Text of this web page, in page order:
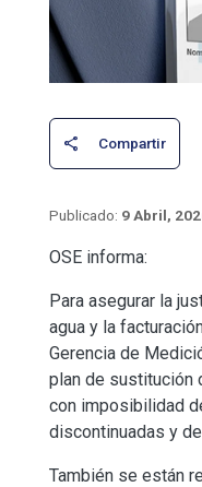
9 Abril,
OSE informa:
Para asegurar la
agua y la
Gerencia de
plan de sustitución
con imposibilidad
discontinuadas y
También se están